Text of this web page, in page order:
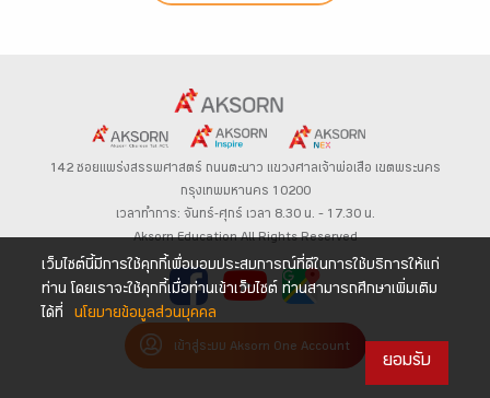
142 ซอยแพร่งสรรพศาสตร์ ถนนตะนาว แขวงศาลเจ้าพ่อเสือ เขตพระนคร
กรุงเทพมหานคร 10200
เวลาทำการ: จันทร์-ศุกร์ เวลา 8.30 น. – 17.30 น.
Aksorn Education All Rights Reserved
เข้าสู่ระบบ Aksorn One Account
เว็บไซต์นี้มีการใช้คุกกี้เพื่อมอบประสบการณ์ที่ดีในการใช้บริการให้แก่
ท่าน โดยเราจะใช้คุกกี้เมื่อท่านเข้าเว็บไซต์ ท่านสามารถศึกษาเพิ่มเติม
ได้ที่
นโยบายข้อมูลส่วนบุคคล
ยอมรับ